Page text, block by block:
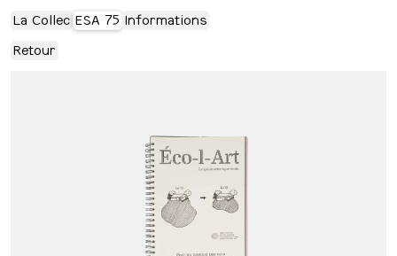
La Collec ESA 75 Informations
Retour